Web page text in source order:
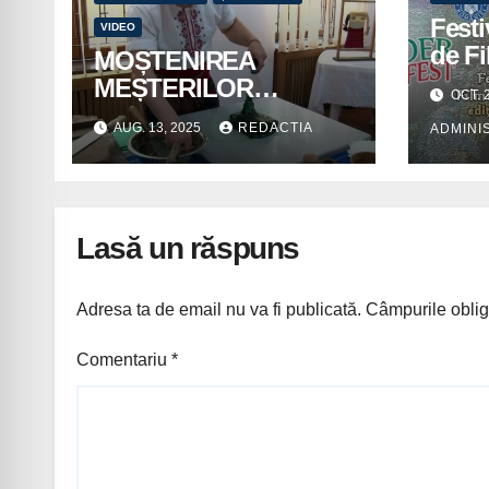
VIDEO
MOȘTENIREA
MEȘTERILOR
POPULARI, ADUSĂ
LA GIURGIU
AUG. 13, 2025 REDACTIA
de
OCT.
Lasă un răspuns
Adresa ta de email nu va fi publicată. Câmpurile
Comentariu *